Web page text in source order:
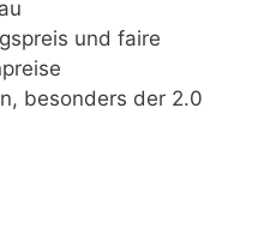
und faire
besonders der 2.0